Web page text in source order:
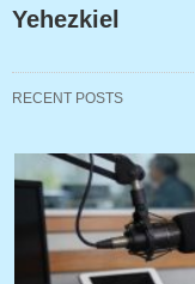
Yehezkiel
RECENT POSTS